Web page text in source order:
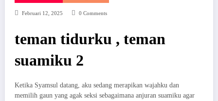
Februari 12, 2025 0 Comments
teman tidurku , teman
suamiku 2
Ketika Syamsul datang, aku sedang merapikan wajahku dan
memilih gaun yang agak seksi sebagaimana anjuran suamiku agar